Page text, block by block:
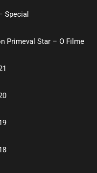
Special
Primeval Star – O Filme